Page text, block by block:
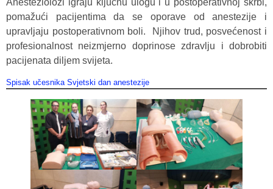
pomažući pacijentima da se oporave od anestezije i
upravljaju postoperativnom boli. Njihov trud, posvećenost i
profesionalnost neizmjerno doprinose zdravlju i dobrobiti
pacijenata diljem svijeta.
Spisak učesnika Svjetski dan anestezije